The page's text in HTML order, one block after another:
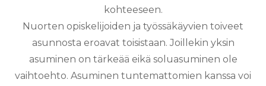
kohteeseen.
Nuorten opiskelijoiden ja työssäkäyvien toiveet
asunnosta eroavat toisistaan. Joillekin yksin
asuminen on tärkeää eikä soluasuminen ole
vaihtoehto. Asuminen tuntemattomien kanssa voi